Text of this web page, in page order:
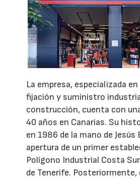
La empresa, especializada
fijación y suministro
construcción, cuenta con
40 años en Canarias. Su
en 1986 de la mano de Jesús
apertura de un primer
Polígono Industrial Costa
de Tenerife. Posteriormente,